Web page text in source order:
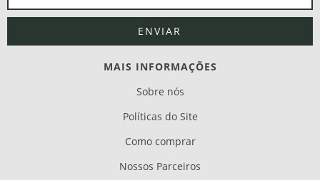
MAIS INFORMAÇÕES
Sobre nós
Políticas do Site
Como comprar
Nossos Parceiros